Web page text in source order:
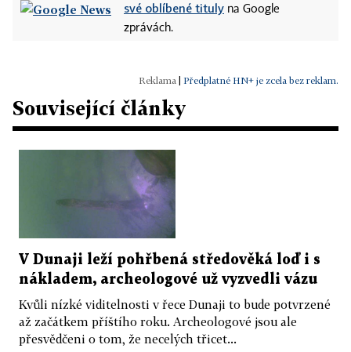
své oblíbené tituly na Google
zprávách.
Předplatné HN+ je zcela bez reklam.
Související články
V Dunaji leží pohřbená středověká loď i s
nákladem, archeologové už vyzvedli vázu
Kvůli nízké viditelnosti v řece Dunaji to bude potvrzené
až začátkem příštího roku. Archeologové jsou ale
přesvědčeni o tom, že necelých třicet...